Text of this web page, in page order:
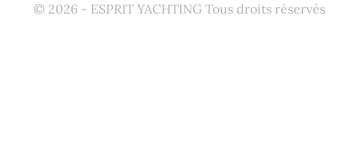
© 2026 - ESPRIT YACHTING Tous droits réservés